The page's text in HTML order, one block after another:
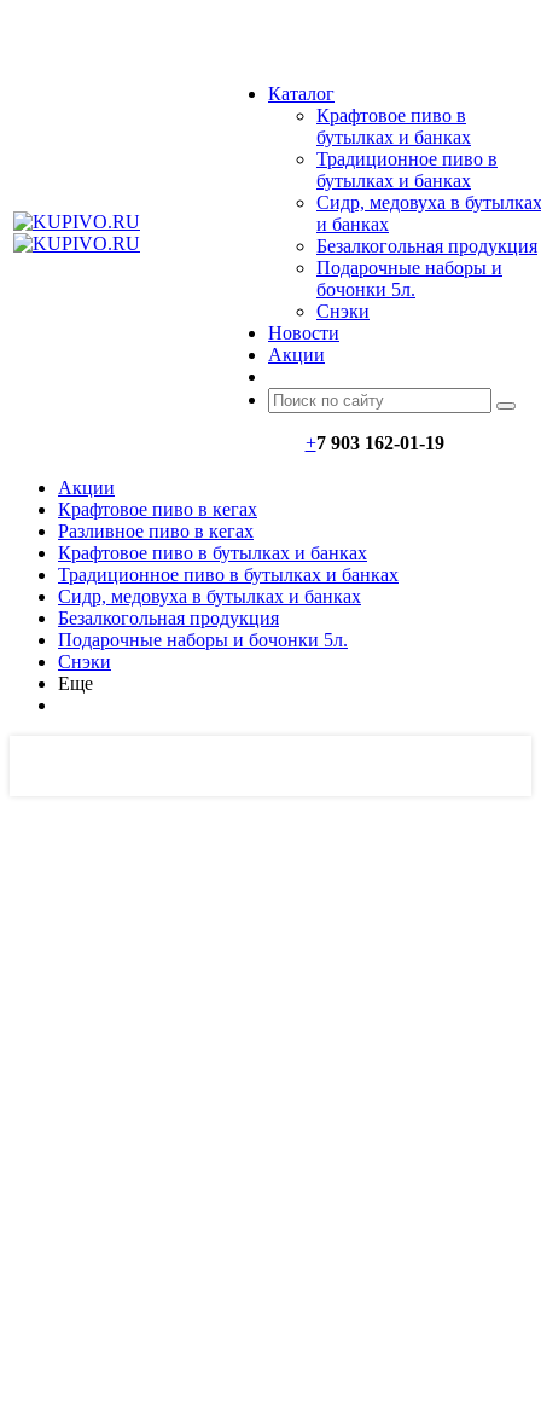
Каталог
Крафтовое пиво в
бутылках и банках
Традиционное пиво в
бутылках и банках
Сидр, медовуха в бутылках
и банках
Безалкогольная продукция
Подарочные наборы и
бочонки 5л.
Снэки
Новости
Акции
+7 903 162-01-19
Акции
Крафтовое пиво в кегах
Разливное пиво в кегах
Крафтовое пиво в бутылках и банках
Традиционное пиво в бутылках и банках
Сидр, медовуха в бутылках и банках
Безалкогольная продукция
Подарочные наборы и бочонки 5л.
Снэки
Еще